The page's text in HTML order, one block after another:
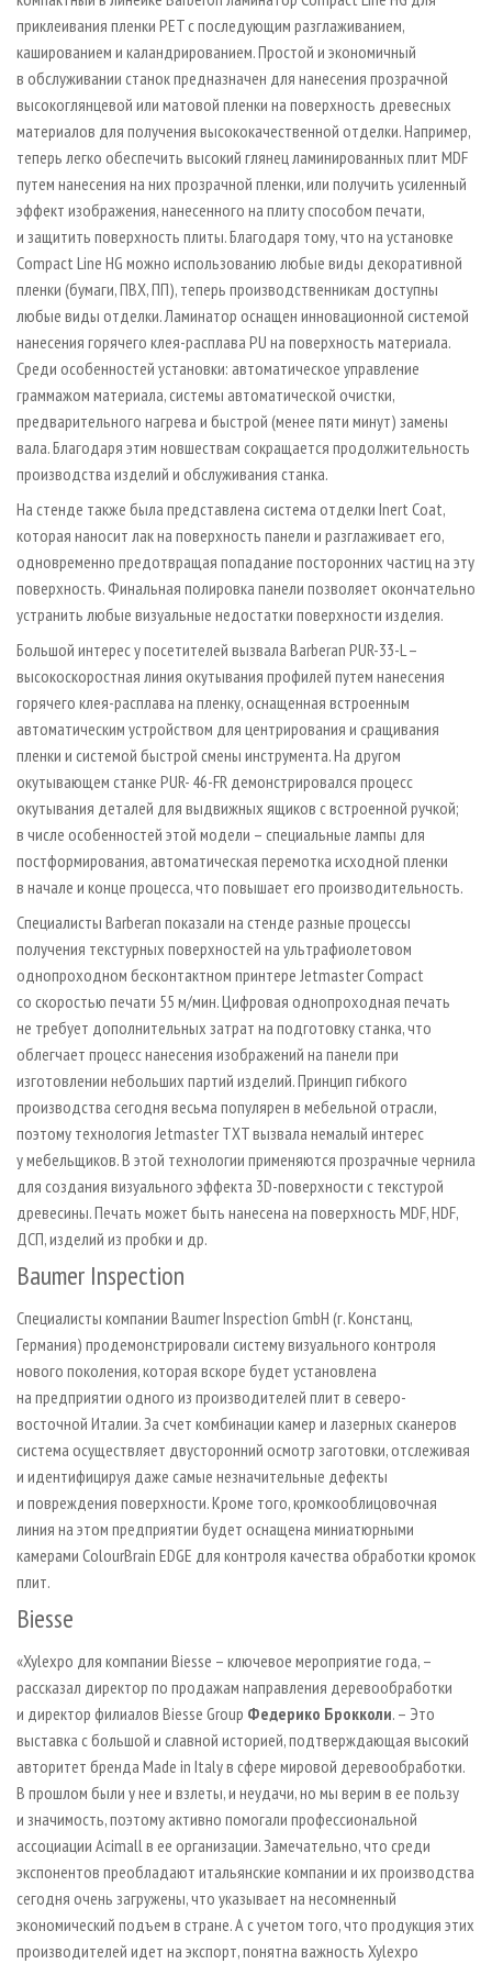
приклеивания пленки PET с последующим разглаживанием,
кашированием и каландрированием. Простой и экономичный
в обслуживании станок предназначен для нанесения прозрачной
высокоглянцевой или матовой пленки на поверхность древесных
материалов для получения высококачественной отделки. Например,
теперь легко обеспечить высокий глянец ламинированных плит MDF
путем нанесения на них прозрачной пленки, или получить усиленный
эффект изображения, нанесенного на плиту способом печати,
и защитить поверхность плиты. Благодаря тому, что на установке
Compact Line HG можно использованию любые виды декоративной
пленки (бумаги, ПВХ, ПП), теперь производственникам доступны
любые виды отделки. Ламинатор оснащен инновационной системой
нанесения горячего клея-расплава PU на поверхность материала.
Среди особенностей установки: автоматическое управление
граммажом материала, системы автоматической очистки,
предварительного нагрева и быстрой (менее пяти минут) замены
вала. Благодаря этим новшествам сокращается продолжительность
производства изделий и обслуживания станка.
На стенде также была представлена система отделки Inert Coat,
которая наносит лак на поверхность панели и разглаживает его,
одновременно предотвращая попадание посторонних частиц на эту
поверхность. Финальная полировка панели позволяет окончательно
устранить любые визуальные недостатки поверхности изделия.
Большой интерес у посетителей вызвала Barberan PUR-33-L –
высокоскоростная линия окутывания профилей путем нанесения
горячего клея-расплава на пленку, оснащенная встроенным
автоматическим устройством для центрирования и сращивания
пленки и системой быстрой смены инструмента. На другом
окутывающем станке PUR- 46-FR демонстрировался процесс
окутывания деталей для выдвижных ящиков с встроенной ручкой;
в числе особенностей этой модели – специальные лампы для
постформирования, автоматическая перемотка исходной пленки
в начале и конце процесса, что повышает его производительность.
Специалисты Barberan показали на стенде разные процессы
получения текстурных поверхностей на ультрафиолетовом
однопроходном бесконтактном принтере Jetmaster Compact
со скоростью печати 55 м/мин. Цифровая однопроходная печать
не требует дополнительных затрат на подготовку станка, что
облегчает процесс нанесения изображений на панели при
изготовлении небольших партий изделий. Принцип гибкого
производства сегодня весьма популярен в мебельной отрасли,
поэтому технология Jetmaster TXT вызвала немалый интерес
у мебельщиков. В этой технологии применяются прозрачные чернила
для создания визуального эффекта 3D-поверхности с текстурой
древесины. Печать может быть нанесена на поверхность MDF, HDF,
ДСП, изделий из пробки и др.
Baumer Inspection
Специалисты компании Baumer Inspection GmbH (г. Констанц,
Германия) продемонстрировали систему визуального контроля
нового поколения, которая вскоре будет установлена
на предприятии одного из производителей плит в северо-
восточной Италии. За счет комбинации камер и лазерных сканеров
система осуществляет двусторонний осмотр заготовки, отслеживая
и идентифицируя даже самые незначительные дефекты
и повреждения поверхности. Кроме того, кромкооблицовочная
линия на этом предприятии будет оснащена миниатюрными
камерами ColourBrain EDGE для контроля качества обработки кромок
плит.
Biesse
«Xylexpo для компании Biesse – ключевое мероприятие года, –
рассказал директор по продажам направления деревообработки
и директор филиалов Biesse Group Федерико Брокколи. – Это
выставка с большой и славной историей, подтверждающая высокий
авторитет бренда Made in Italy в сфере мировой деревообработки.
В прошлом были у нее и взлеты, и неудачи, но мы верим в ее пользу
и значимость, поэтому активно помогали профессиональной
ассоциации Acimall в ее организации. Замечательно, что среди
экспонентов преобладают итальянские компании и их производства
сегодня очень загружены, что указывает на несомненный
экономический подъем в стране. А с учетом того, что продукция этих
производителей идет на экспорт, понятна важность Xylexpo